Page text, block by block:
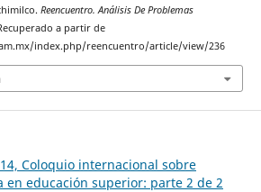
Reencuentro. Análisis De Problemas
a partir de
index.php/reencuentro/article/view/236
Coloquio internacional sobre
en educación superior: parte 2 de 2